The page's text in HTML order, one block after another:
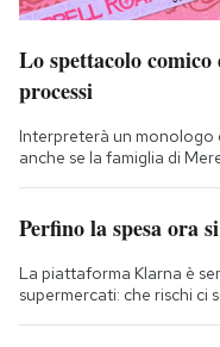
Lo spettacolo
processi
Interpreterà un monologo
anche se la famiglia di
Perfino la spesa ora
La piattaforma Klarna è
supermercati: che rischi ci